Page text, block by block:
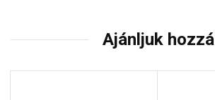
Ajánljuk hozzá